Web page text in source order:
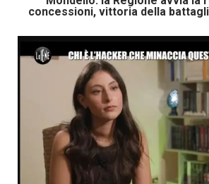
concessioni, vittoria della